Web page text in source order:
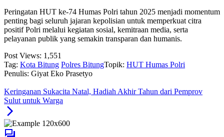
Peringatan HUT ke-74 Humas Polri tahun 2025 menjadi momentum
penting bagi seluruh jajaran kepolisian untuk memperkuat citra
positif Polri melalui kegiatan sosial, kemitraan media, serta
pelayanan publik yang semakin transparan dan humanis.
Post Views: 1,551
Tag: Kota Bitung Polres BitungTopik: HUT Humas Polri
Penulis: Giyat Eko Prasetyo
Keringanan Sukacita Natal, Hadiah Akhir Tahun dari Pemprov
Sulut untuk Warga